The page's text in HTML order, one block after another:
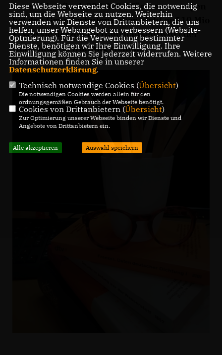
Investition (incl. 800.000 € für Anpassungen
bei den Grundschulen), aber nicht auf 10 Mio
, wie sie derzeit im Haushaltsentwurf der
Gemeindeverwaltung stehen.
Diese Webseite verwendet Cookies, die notwendig
sind, um die Webseite zu nutzen. Weiterhin
verwenden wir Dienste von Drittanbietern, die uns
helfen, unser Webangebot zu verbessern (Website-
Optmierung). Für die Verwendung bestimmter
Dienste, benötigen wir Ihre Einwilligung. Ihre
Einwilligung können Sie jederzeit widerrufen. Weitere
Informationen finden Sie in unserer
Datenschutzerklärung.
Technisch notwendige Cookies (Übersicht)
Die notwendigen Cookies werden allein für den
ordnungsgemäßen Gebrauch der Webseite benötigt.
Cookies von Drittanbietern (Übersicht)
Zur Optimierung unserer Webseite binden wir Dienste und
Angebote von Drittanbietern ein.
Alle akzeptieren Auswahl speichern